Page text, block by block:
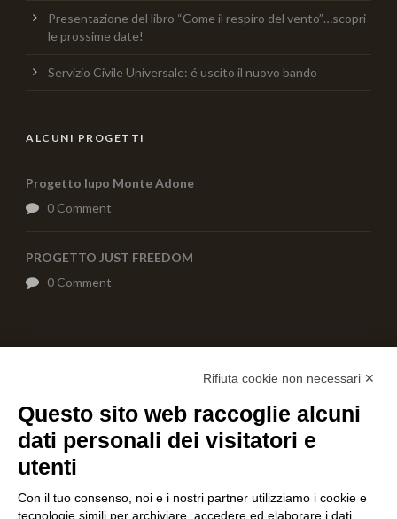
Presentazione del libro “Come il respiro del vento”…scopri
le prossime date!
Servizio Civile Universale: é uscito il nuovo bando
ALCUNI PROGETTI
Progetto lupo Monte Adone
0 Comment
PROGETTO JUST FREEDOM
0 Comment
Rifiuta cookie non necessari ✕
Questo sito web raccoglie alcuni
dati personali dei visitatori e
utenti
Con il tuo consenso, noi e i nostri partner utilizziamo i cookie e
tecnologie simili per archiviare, accedere ed elaborare i dati